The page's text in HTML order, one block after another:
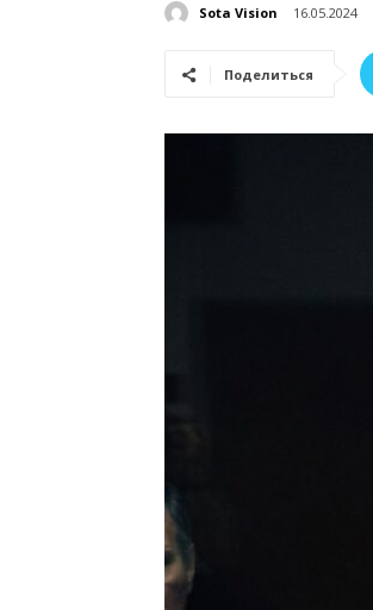
Sota Vision 16.05.2024
Поделиться